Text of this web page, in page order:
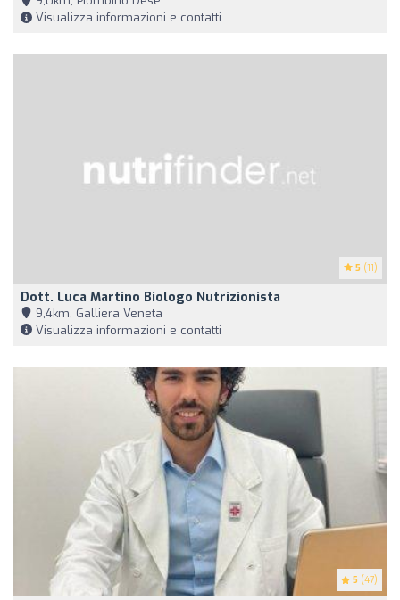
Visualizza informazioni e contatti
5 (11)
Dott. Luca Martino Biologo Nutrizionista
9,4km, Galliera Veneta
Visualizza informazioni e contatti
5 (47)